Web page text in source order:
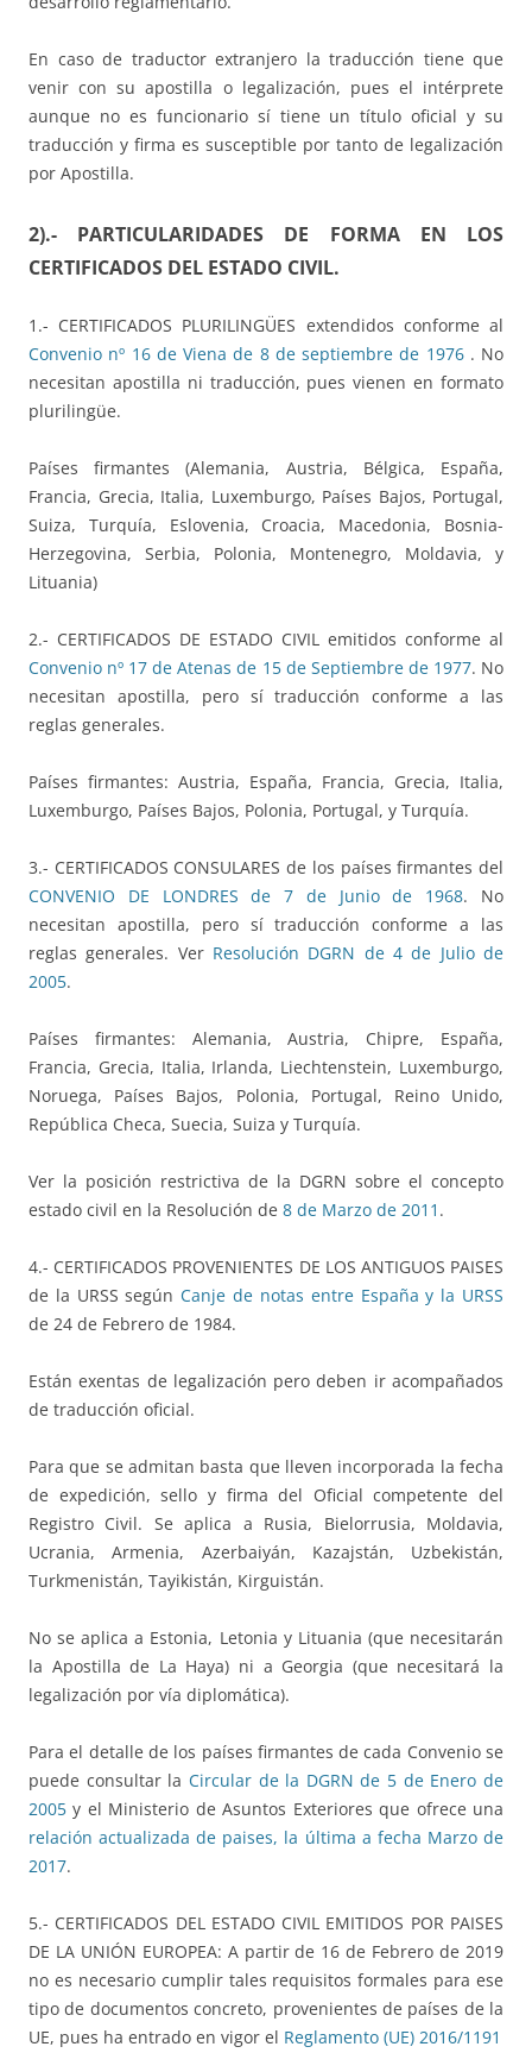
En caso de traductor extranjero la traducción tiene que
venir con su apostilla o legalización, pues el intérprete
aunque no es funcionario sí tiene un título oficial y su
traducción y firma es susceptible por tanto de legalización
por Apostilla.
2).- PARTICULARIDADES DE FORMA EN LOS
CERTIFICADOS DEL ESTADO CIVIL.
1.- CERTIFICADOS PLURILINGÜES extendidos conforme al
Convenio nº 16 de Viena de 8 de septiembre de 1976. No
necesitan apostilla ni traducción, pues vienen en formato
plurilingüe.
Países firmantes (Alemania, Austria, Bélgica, España,
Francia, Grecia, Italia, Luxemburgo, Países Bajos, Portugal,
Suiza, Turquía, Eslovenia, Croacia, Macedonia, Bosnia-
Herzegovina, Serbia, Polonia, Montenegro, Moldavia, y
Lituania)
2.- CERTIFICADOS DE ESTADO CIVIL emitidos conforme al
Convenio nº 17 de Atenas de 15 de Septiembre de 1977. No
necesitan apostilla, pero sí traducción conforme a las
reglas generales.
Países firmantes: Austria, España, Francia, Grecia, Italia,
Luxemburgo, Países Bajos, Polonia, Portugal, y Turquía.
3.- CERTIFICADOS CONSULARES de los países firmantes del
CONVENIO DE LONDRES de 7 de Junio de 1968. No
necesitan apostilla, pero sí traducción conforme a las
reglas generales. Ver Resolución DGRN de 4 de Julio de
2005.
Países firmantes: Alemania, Austria, Chipre, España,
Francia, Grecia, Italia, Irlanda, Liechtenstein, Luxemburgo,
Noruega, Países Bajos, Polonia, Portugal, Reino Unido,
República Checa, Suecia, Suiza y Turquía.
Ver la posición restrictiva de la DGRN sobre el concepto
estado civil en la Resolución de 8 de Marzo de 2011 .
4.- CERTIFICADOS PROVENIENTES DE LOS ANTIGUOS PAISES
de la URSS segúnCanje de notas entre España y la URSS
de 24 de Febrero de 1984.
Están exentas de legalización pero deben ir acompañados
de traducción oficial.
Para que se admitan basta que lleven incorporada la fecha
de expedición, sello y firma del Oficial competente del
Registro Civil. Se aplica a Rusia, Bielorrusia, Moldavia,
Ucrania, Armenia, Azerbaiyán, Kazajstán, Uzbekistán,
Turkmenistán, Tayikistán, Kirguistán.
No se aplica a Estonia, Letonia y Lituania (que necesitarán
la Apostilla de La Haya) ni a Georgia (que necesitará la
legalización por vía diplomática).
Para el detalle de los países firmantes de cada Convenio se
puede consultar la Circular de la DGRN de 5 de Enero de
2005 y el Ministerio de Asuntos Exteriores que ofrece una
relación actualizada de paises, la última a fecha Marzo de
2017.
5.- CERTIFICADOS DEL ESTADO CIVIL EMITIDOS POR PAISES
DE LA UNIÓN EUROPEA: A partir de 16 de Febrero de 2019
no es necesario cumplir tales requisitos formales para ese
tipo de documentos concreto, provenientes de países de la
UE, pues ha entrado en vigor el Reglamento (UE) 2016/1191